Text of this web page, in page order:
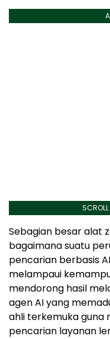
Sebagian besar alat
bagaimana suatu
pencarian berbasis
melampaui
mendorong hasil
agen AI yang
ahli terkemuka guna
pencarian layanan